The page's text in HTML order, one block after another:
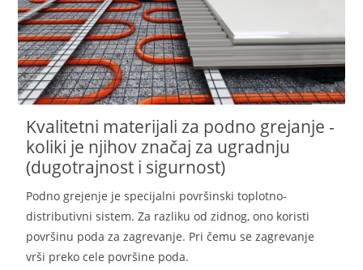
Kvalitetni materijali za podno grejanje -
koliki je njihov značaj za ugradnju
(dugotrajnost i sigurnost)
Podno grejenje je specijalni površinski toplotno-
distributivni sistem. Za razliku od zidnog, ono koristi
površinu poda za zagrevanje. Pri čemu se zagrevanje
vrši preko cele površine poda.